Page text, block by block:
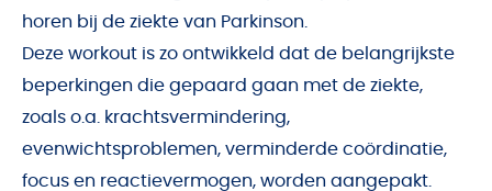
horen bij de ziekte van Parkinson.
Deze workout is zo ontwikkeld dat de belangrijkste
beperkingen die gepaard gaan met de ziekte,
zoals o.a. krachtsvermindering,
evenwichtsproblemen, verminderde coördinatie,
focus en reactievermogen, worden aangepakt.